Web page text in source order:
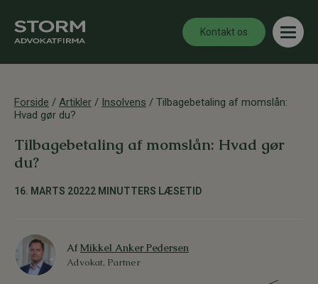
Kontakt os
Forside / Artikler / Insolvens / Tilbagebetaling af momslån:
Hvad gør du?
Tilbagebetaling af momslån: Hvad gør
du?
16. MARTS 20222 MINUTTERS LÆSETID
AfMikkel Anker Pedersen
Advokat, Partner